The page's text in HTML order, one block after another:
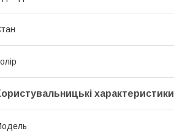
характеристики